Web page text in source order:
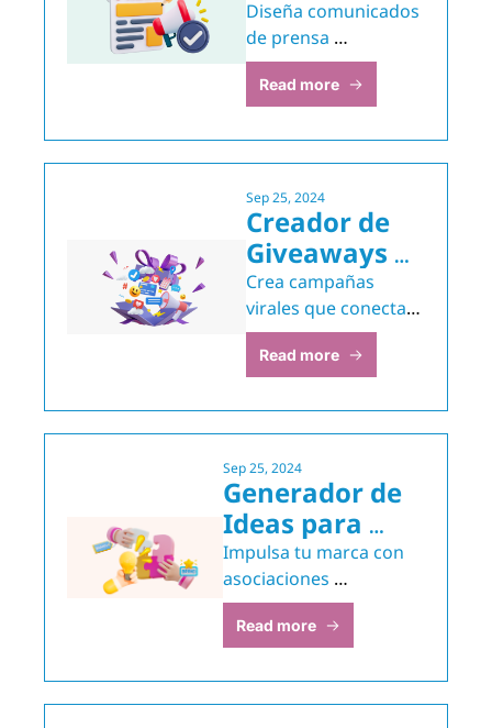
de Prensa
Diseña comunicados
de prensa
personalizados con
nuestro prompt paso
Read more
Sep 25, 2024
Creador de
Giveaways
para Redes
Sociales
Crea campañas
virales que conectan
con tu público y
generan interacción.
Read more
Sep 25, 2024
Generador de
Ideas para
Colaboraciones
de Marca
Impulsa tu marca con
asociaciones
estratégicas
innovadoras.
Read more